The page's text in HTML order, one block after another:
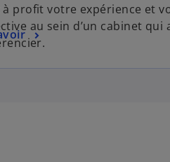
à profit votre expérience et
au sein d’un cabinet qui